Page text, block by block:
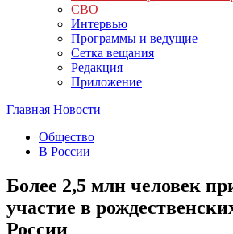
СВО
Интервью
Программы и ведущие
Сетка вещания
Редакция
Приложение
Главная Новости
Общество
В России
Более 2,5 млн человек
участие в
России